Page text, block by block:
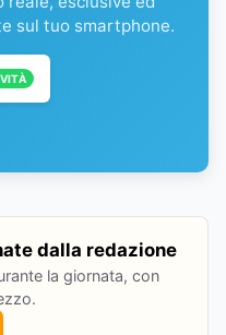
sul tuo smartphone.
dalla redazione
la giornata, con